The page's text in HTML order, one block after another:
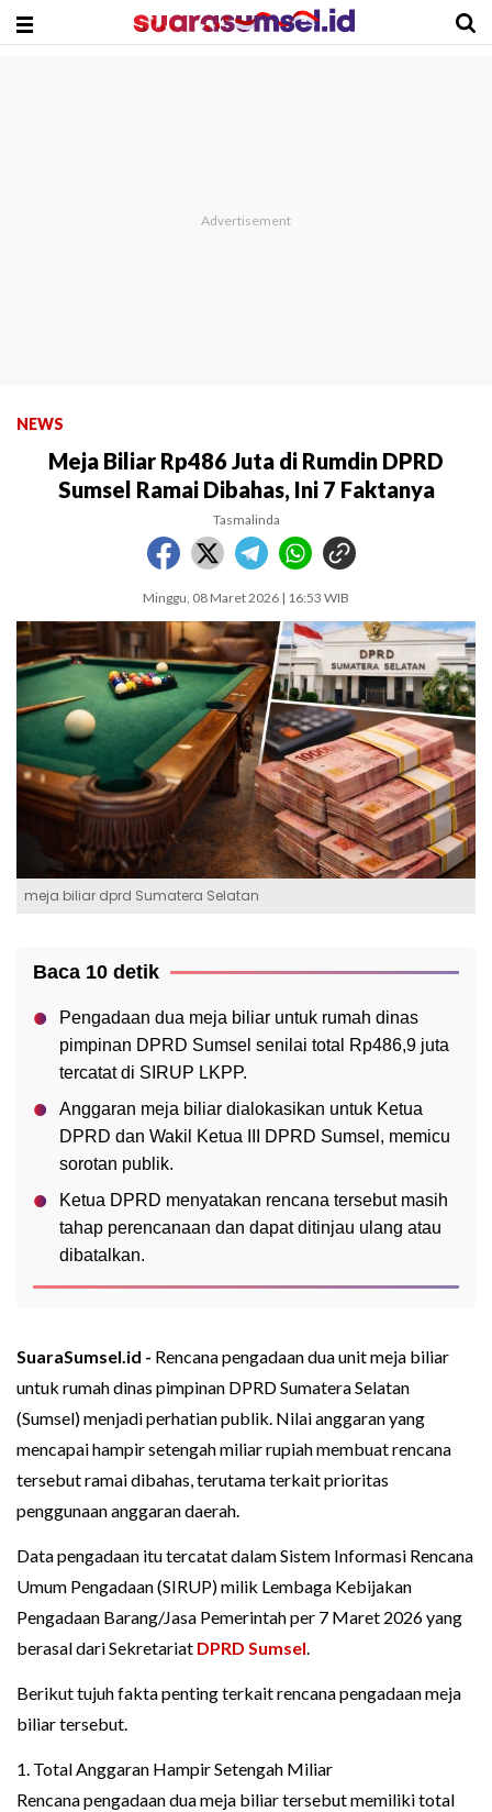
NEWS
Meja Biliar Rp486 Juta di Rumdin DPRD
Sumsel Ramai Dibahas, Ini 7 Faktanya
Tasmalinda
Minggu, 08 Maret 2026 | 16:53 WIB
meja biliar dprd Sumatera Selatan
Baca 10 detik
Pengadaan dua meja biliar untuk rumah dinas
pimpinan DPRD Sumsel senilai total Rp486,9 juta
tercatat di SIRUP LKPP.
Anggaran meja biliar dialokasikan untuk Ketua
DPRD dan Wakil Ketua III DPRD Sumsel, memicu
sorotan publik.
Ketua DPRD menyatakan rencana tersebut masih
tahap perencanaan dan dapat ditinjau ulang atau
dibatalkan.
SuaraSumsel.id - Rencana pengadaan dua unit meja biliar
untuk rumah dinas pimpinan DPRD Sumatera Selatan
(Sumsel) menjadi perhatian publik. Nilai anggaran yang
mencapai hampir setengah miliar rupiah membuat rencana
tersebut ramai dibahas, terutama terkait prioritas
penggunaan anggaran daerah.
Data pengadaan itu tercatat dalam Sistem Informasi Rencana
Umum Pengadaan (SIRUP) milik Lembaga Kebijakan
Pengadaan Barang/Jasa Pemerintah per 7 Maret 2026 yang
berasal dari Sekretariat DPRD Sumsel.
Berikut tujuh fakta penting terkait rencana pengadaan meja
biliar tersebut.
1. Total Anggaran Hampir Setengah Miliar
Rencana pengadaan dua meja biliar tersebut memiliki total